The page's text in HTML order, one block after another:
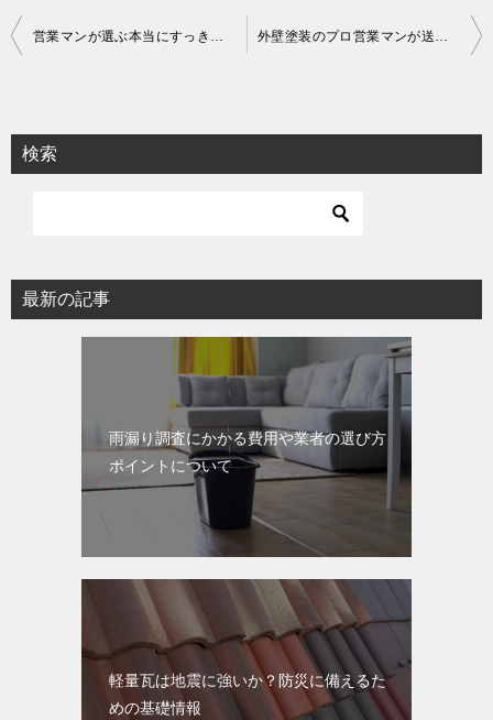
投
ビ
ゲ
ョ
ン
検索
最新の記事
雨漏り調査にかかる費用や業者の選び方
ポイントについて
軽量瓦は地震に強いか？防災に備えるた
めの基礎情報